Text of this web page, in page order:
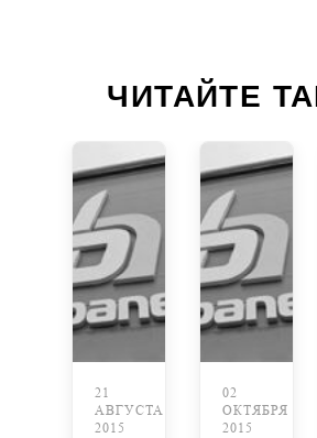
ЧИТАЙТЕ
21
АВГУСТА
2015
02
ОКТЯБРЯ
2015